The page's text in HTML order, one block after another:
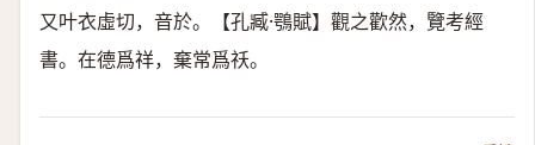
又叶衣虛切，音於。【孔臧·鶚賦】觀之歡然，覽考經
書。在德爲祥，棄常爲祅。